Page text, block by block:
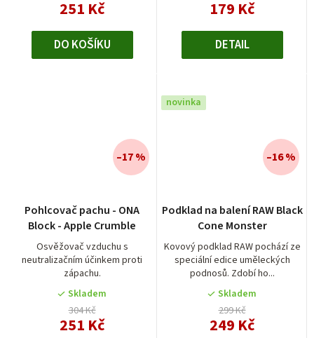
251 Kč
DO KOŠÍKU
179 Kč
DETAIL
Pohlcovač pachu - ONA
Block - Apple Crumble
Osvěžovač vzduchu s
neutralizačním účinkem proti
zápachu.
Skladem
304 Kč
251 Kč
–17 %
novinka
Podklad na balení RAW Black
Cone Monster
Kovový podklad RAW pochází ze
speciální edice uměleckých
podnosů. Zdobí ho...
Skladem
299 Kč
249 Kč
–16 %